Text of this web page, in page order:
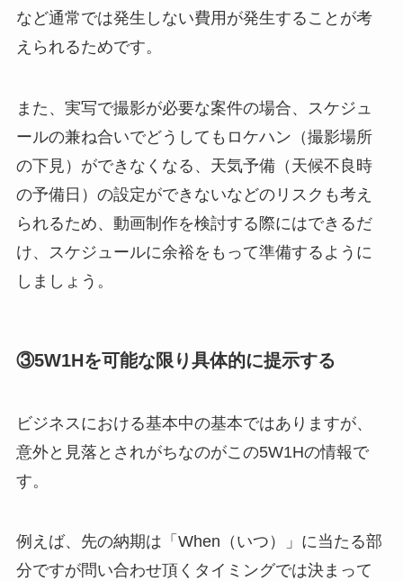
など通常では発生しない費用が発生することが考
えられるためです。
また、実写で撮影が必要な案件の場合、スケジュ
ールの兼ね合いでどうしてもロケハン（撮影場所
の下見）ができなくなる、天気予備（天候不良時
の予備日）の設定ができないなどのリスクも考え
られるため、動画制作を検討する際にはできるだ
け、スケジュールに余裕をもって準備するように
しましょう。
③5W1Hを可能な限り具体的に提示する
ビジネスにおける基本中の基本ではありますが、
意外と見落とされがちなのがこの5W1Hの情報で
す。
例えば、先の納期は「When（いつ）」に当たる部
分ですが問い合わせ頂くタイミングでは決まって